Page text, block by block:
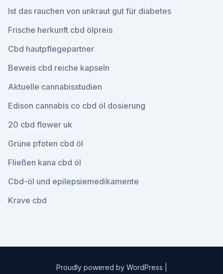
Ist das rauchen von unkraut gut für diabetes
Frische herkunft cbd ölpreis
Cbd hautpflegepartner
Beweis cbd reiche kapseln
Aktuelle cannabisstudien
Edison cannabis co cbd öl dosierung
20 cbd flower uk
Grüne pfoten cbd öl
Fließen kana cbd öl
Cbd-öl und epilepsiemedikamente
Krave cbd
Proudly powered by WordPress